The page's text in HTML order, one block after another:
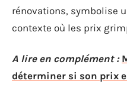
rénovations, symbolise
contexte où les prix
A lire en complément :
déterminer si son prix